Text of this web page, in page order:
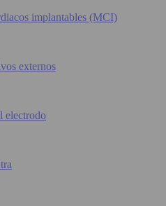
implantables (MCI)
externos
electrodo